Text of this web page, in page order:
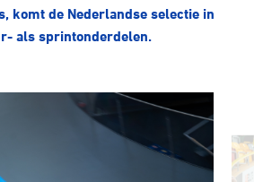
komt de Nederlandse selectie in
als sprintonderdelen.
Biketrial